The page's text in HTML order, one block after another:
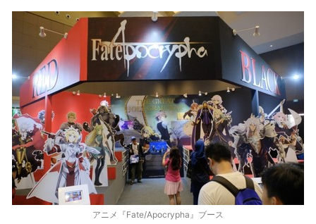
アニメ『Fate/Apocrypha』ブース